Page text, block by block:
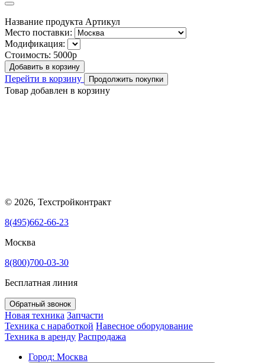
Название продукта Артикул
Место поставки:
Модификация:
Стоимость: 5000р
Добавить в корзину
Перейти в корзину Продолжить покупки
Товар добавлен в корзину
© 2026, Техстройконтракт
8(495)662-66-23
Москва
8(800)700-03-30
Бесплатная линия
Обратный звонок
Новая техника Запчасти
Техника с наработкой Навесное оборудование
Техника в аренду Распродажа
Город: Москва